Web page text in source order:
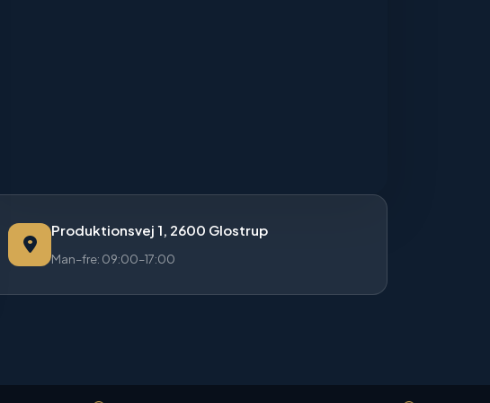
Produktionsvej 1, 2600 Glostrup
Man–fre: 09:00–17:00